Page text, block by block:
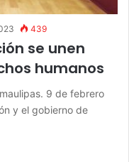
439
se unen
humanos
9 de febrero
y el gobierno de